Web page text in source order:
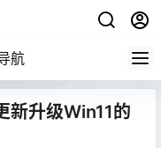
航
新升级Win11的